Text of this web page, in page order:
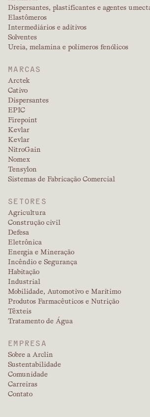
Dispersantes, plastificantes e agentes
Elastômeros
Intermediários e aditivos
Solventes
Ureia, melamina e polímeros fenólicos
MARCAS
Arctek
Cativo
Dispersantes
EPIC
Firepoint
Kevlar
Kevlar
NitroGain
Nomex
Tensylon
Sistemas de Fabricação Comercial
SETORES
Agricultura
Construção civil
Defesa
Eletrônica
Energia e Mineração
Incêndio e Segurança
Habitação
Industrial
Mobilidade, Automotivo e Marítimo
Produtos Farmacêuticos e Nutrição
Têxteis
Tratamento de Água
EMPRESA
Sobre a Arclin
Sustentabilidade
Comunidade
Carreiras
Contato